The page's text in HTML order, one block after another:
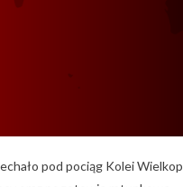
pod pociąg Kolei